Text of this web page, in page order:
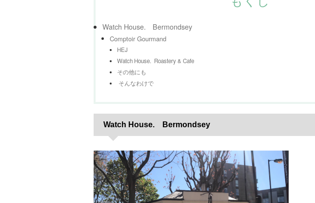
Watch House. Bermondsey
Comptoir Gourmand
HEJ
Watch House. Roastery & Cafe
その他にも
そんなわけで
Watch House. Bermondsey